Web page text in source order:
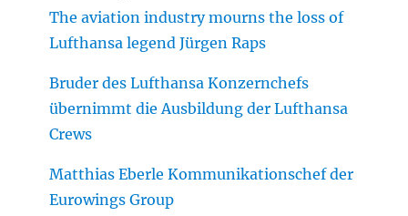
The aviation industry mourns the loss of
Lufthansa legend Jürgen Raps
Bruder des Lufthansa Konzernchefs
übernimmt die Ausbildung der Lufthansa
Crews
Matthias Eberle Kommunikationschef der
Eurowings Group